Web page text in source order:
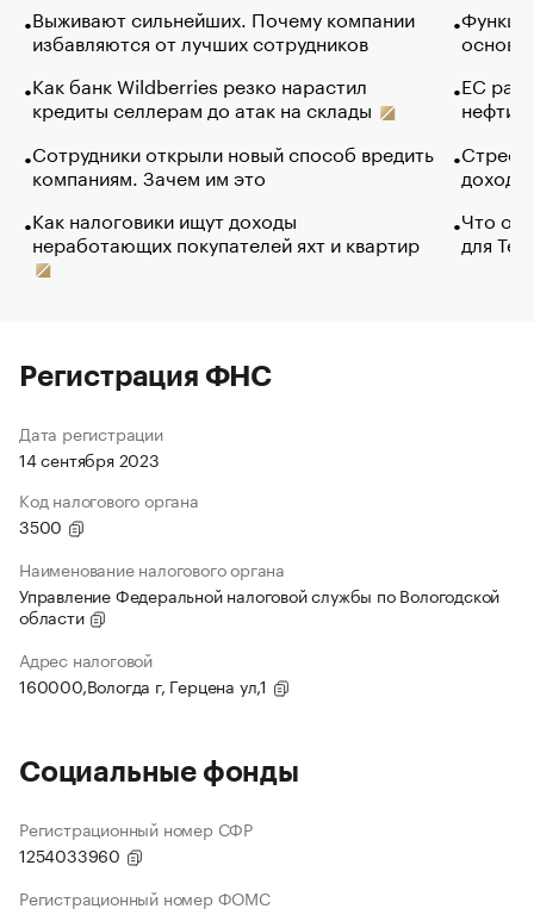
Выживают сильнейших. Почему компании
избавляются от лучших сотрудников
Как банк Wildberries резко нарастил
кредиты селлерам до атак на склады
Сотрудники открыли новый способ вредить
компаниям. Зачем им это
Как налоговики ищут доходы
неработающих покупателей яхт и квартир
основ
ЕС
нефти
Что
для
Регистрация ФНС
Дата регистрации
14 сентября 2023
Код налогового органа
3500
Наименование налогового органа
Управление Федеральной налоговой службы по Вологодской
области
Адрес налоговой
160000,Вологда г, Герцена ул,1
Социальные фонды
Регистрационный номер СФР
1254033960
Регистрационный номер ФОМС